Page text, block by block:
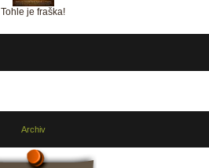
Tohle je fraška!
Archiv